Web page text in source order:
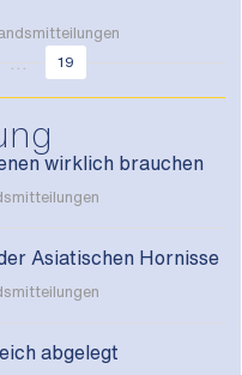
19
wirklich brauchen
Asiatischen Hornisse
abgelegt